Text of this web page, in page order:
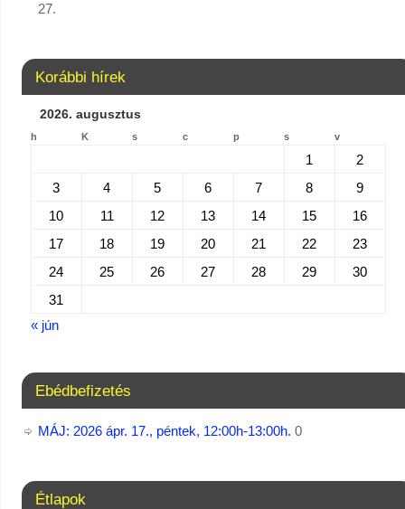
27.
Korábbi hírek
2026. augusztus
h K s c p s v
1
2
3
4 5 6 7 8
9
10
11 12 13 14 15
16
17
18 19 20 21 22
23
24
25 26 27 28 29
30
31
« jún
Ebédbefizetés
MÁJ: 2026 ápr. 17., péntek, 12:00h-13:00h. 0
Étlapok